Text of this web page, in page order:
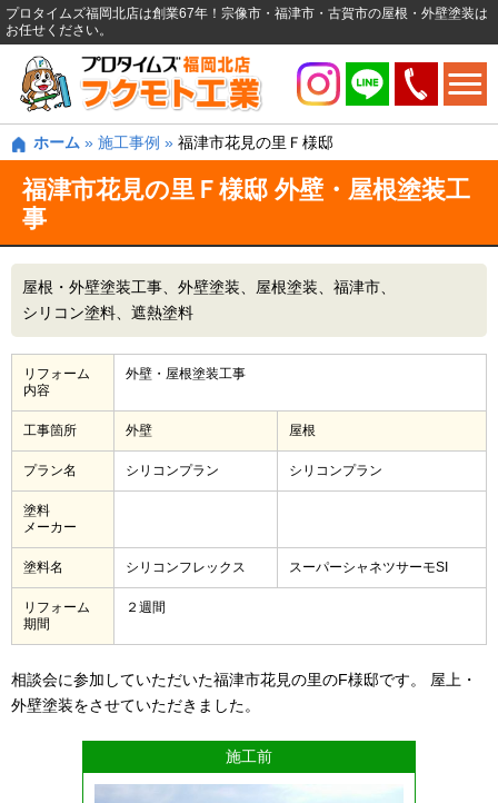
プロタイムズ福岡北店は創業67年！宗像市・福津市・古賀市の屋根・外壁塗装は
お任せください。
ホーム » 施工事例 » 福津市花見の里Ｆ様邸
福津市花見の里Ｆ様邸 外壁・屋根塗装工
事
屋根・外壁塗装工事 外壁塗装 屋根塗装
福津市
シリコン塗料
遮熱塗料
リフォーム
内容
外壁・屋根塗装工事
工事箇所 外壁 屋根
プラン名 シリコンプラン シリコンプラン
塗料
メーカー
塗料名 シリコンフレックス スーパーシャネツサーモSI
リフォーム
期間
２週間
相談会に参加していただいた福津市花見の里のF様邸です。 屋上・
外壁塗装をさせていただきました。
施工前